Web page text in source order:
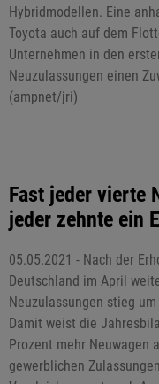
Hybridmodellen. Eine
Toyota auch auf dem
Unternehmen in den
Neuzulassungen einen
(ampnet/jri)
Fast jeder vierte
jeder zehnte ein
05.05.2021 - Nach der
Deutschland im April
Neuzulassungen stieg
Damit weist die
Prozent mehr Neuwagen
gewerblichen